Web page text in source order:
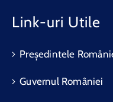
Link-uri Utile
Președintele
Guvernul României